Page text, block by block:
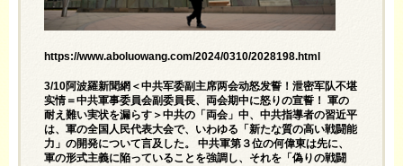
https://www.aboluowang.com/2024/0310/2028198.html
3/10阿波羅新聞網＜中共军委副主席两会动怒发誓！泄密军队不堪
实情＝中共軍事委員会副委員長、両会期中に怒りの宣誓！ 軍の
耐え難い実状を漏らす＞中共の「両会」中、中共指導者の習近平
は、軍の全国人民代表大会で、いわゆる「新たな質の高い戦闘能
力」の開発について言及した。 中共軍第３位の何偉東は先に、
軍の形式主義に陥っていることを強調し、それを「偽りの戦闘